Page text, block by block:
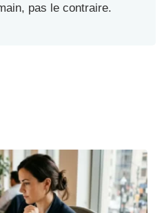
pas le contraire.